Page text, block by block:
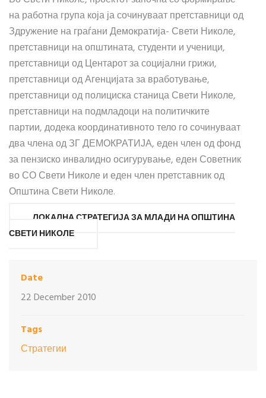
на работна група која ја сочинуваат претставници од
Здружение на граѓани Демократија- Свети Николе,
претставници на општината, студенти и ученици,
претставници од Центарот за социјални грижи,
претставници од Агенцијата за вработување,
претставници од полициска станица Свети Николе,
претставници на подмладоци на политичките
партии, додека координативното тело го сочинуваат
два члена од ЗГ ДЕМОКРАТИЈА, еден член од фонд
за пензиско инвалидно осигурување, еден Советник
во СО Свети Николе и еден член претставник од
Општина Свети Николе.
ЛОКАЛНА СТРАТЕГИЈА ЗА МЛАДИ НА ОПШТИНА
СВЕТИ НИКОЛЕ
Date
22 December 2010
Tags
Стратегии